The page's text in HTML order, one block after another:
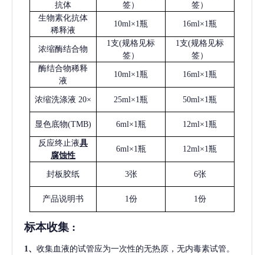
抗体
签）
签）
生物素化抗体
稀释液
10ml×1瓶 16ml×1瓶
浓缩酶结合物
1支(规格见标
签）
1支(规格见标
签）
酶结合物稀释
液
10ml×1瓶 16ml×1瓶
浓缩洗涤液 20× 25ml×1瓶 50ml×1瓶
显色底物(TMB) 6ml×1瓶 12ml×1瓶
反应终止液具
腐蚀性
6ml×1瓶 12ml×1瓶
封板胶纸 3张 6张
产品说明书 1份 1份
标本收集 :
1、 收集血液的试管应为一次性的无热原，无内毒素试管。